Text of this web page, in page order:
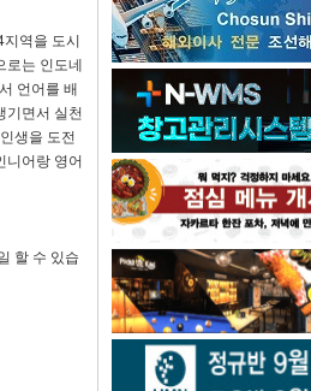
역을 도시
로는 인도네
언어를 배
기면서 실천
생을 도전
니어랑 영어
할 수 있습